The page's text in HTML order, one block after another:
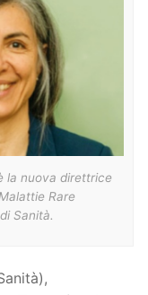
la nuova direttrice
Rare
Sanità.